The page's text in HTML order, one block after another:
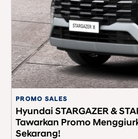
PROMO SALES
Hyundai STARGAZER &
Tawarkan Promo
Sekarang!